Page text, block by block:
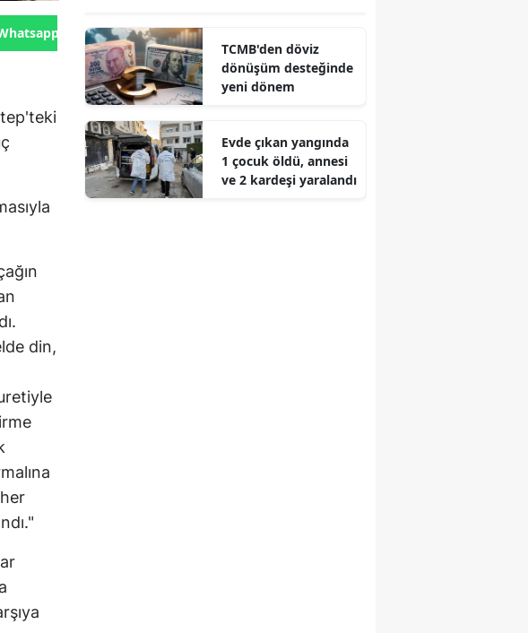
Gönder
din,
TCMB'den döviz
dönüşüm desteğinde
yeni dönem
Evde çıkan yangında
1 çocuk öldü, annesi
ve 2 kardeşi yaralandı